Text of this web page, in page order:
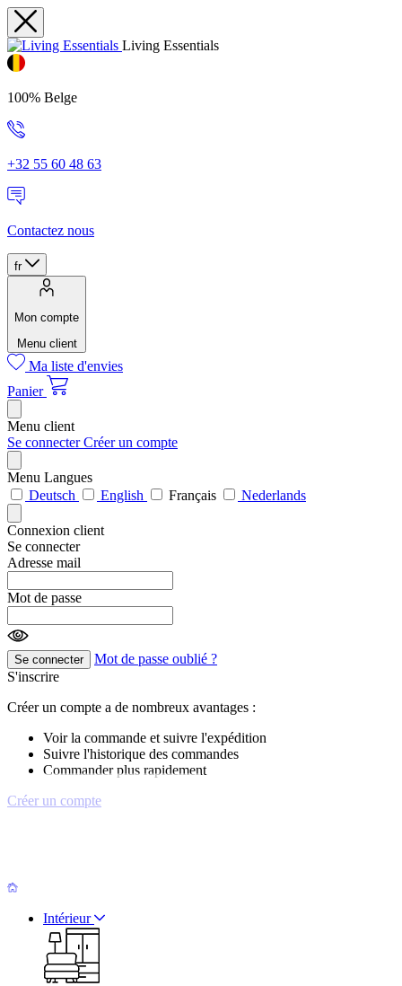
Living Essentials
100% Belge
+32 55 60 48 63
Contactez nous
fr
Mon compte
Menu client
Ma liste d'envies
Panier
Menu client
Se connecterCréer un compte
Menu Langues
Deutsch
English Français Nederlands
Connexion client
Se connecter
Adresse mail
Mot de passe
Se connecter
Mot de passe oublié ?
S'inscrire
Créer un compte a de nombreux avantages :
Voir la commande et suivre l'expédition
Suivre l'historique des commandes
Commander plus rapidement
Créer un compte
Intérieur